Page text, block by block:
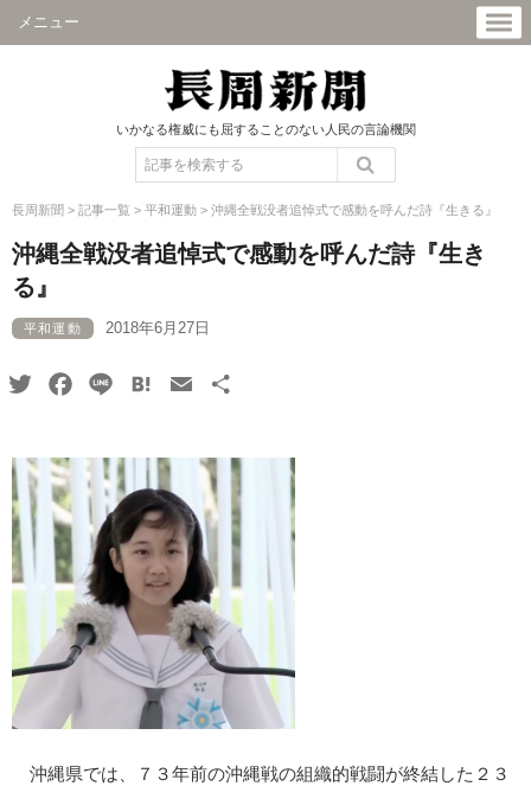
メニュー
いかなる権威にも屈することのない人民の言論機関
長周新聞 > 記事一覧 > 平和運動 > 沖縄全戦没者追悼式で感動を呼んだ詩『生きる』
沖縄全戦没者追悼式で感動を呼んだ詩『生き
る』
平和運動 2018年6月27日
TwitterFacebook
Line HatenaEmail
沖縄県では、７３年前の沖縄戦の組織的戦闘が終結した２３